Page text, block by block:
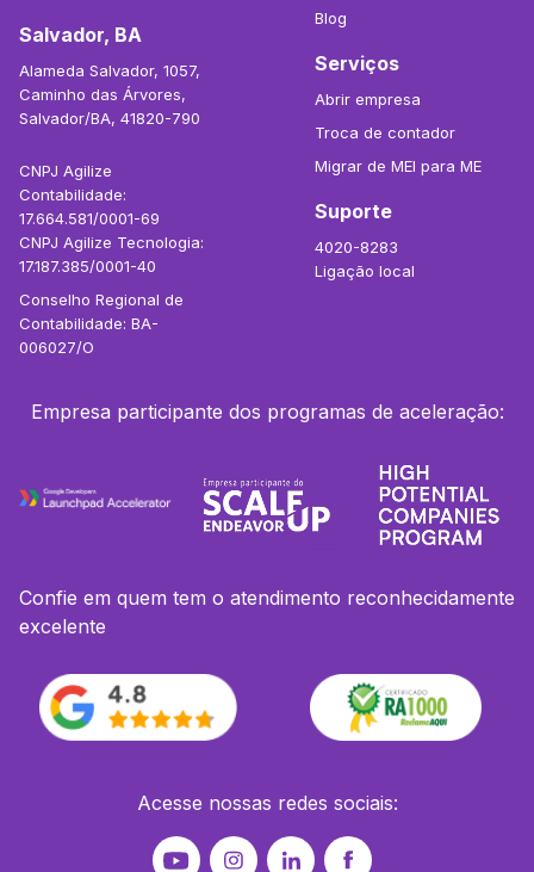
Salvador, BA
Alameda Salvador, 1057,
Caminho das Árvores,
Salvador/BA, 41820-790
CNPJ Agilize
Contabilidade:
17.664.581/0001-69
CNPJ Agilize Tecnologia:
17.187.385/0001-40
Conselho Regional de
Contabilidade: BA-
006027/O
Blog
Serviços
Abrir empresa
Troca de contador
Migrar de MEI para ME
Suporte
4020-8283
Ligação local
Empresa participante dos programas de aceleração:
Confie em quem tem o atendimento reconhecidamente
excelente
Acesse nossas redes sociais: